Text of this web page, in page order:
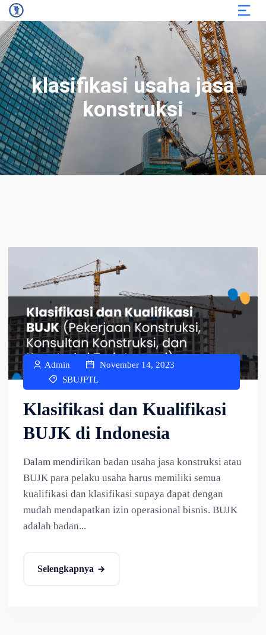
klasifikasi usaha jasa
konstruksi
Admin
November 14, 2023
SBUJPTL
Klasifikasi dan Kualifikasi
BUJK di Indonesia
Dalam mendirikan badan usaha jasa konstruksi atau
BUJK para pelaku usaha harus memiliki semua
kualifikasi dan klasifikasi supaya dapat dengan
mudah mendapatkan izin operasional bisnis. BUJK
adalah badan...
Selengkapnya